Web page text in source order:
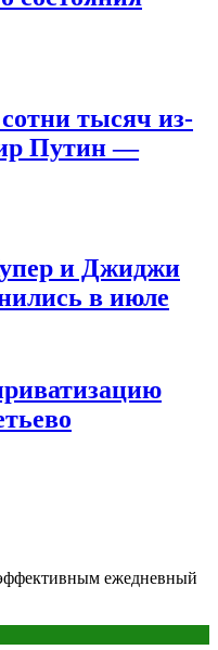
тысяч из-
Путин —
и Джиджи
в июле
ежедневный